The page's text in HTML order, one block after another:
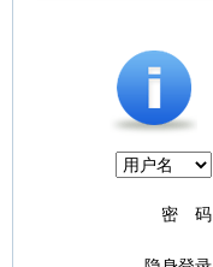
密 码